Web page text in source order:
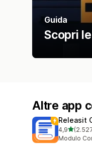
Guida
Scopri
Altre app
Releasit
4,9stelle
2527
Modulo